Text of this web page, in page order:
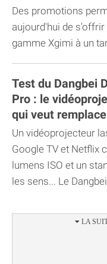
Des promotions
aujourd'hui de
gamme Xgimi à un
Test du Dangbei
Pro : le
qui veut
Un vidéoprojecteur
Google TV et Netflix
lumens ISO et un
les sens... Le